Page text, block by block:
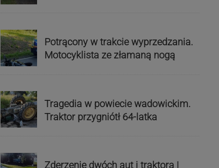
Potrącony w trakcie wyprzedzania.
Motocyklista ze złamaną nogą
Tragedia w powiecie wadowickim.
Traktor przygniótł 64-latka
Zderzenie dwóch aut i traktora |